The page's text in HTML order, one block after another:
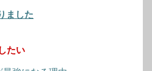
ました
たい